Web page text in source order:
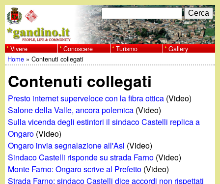
al
contenuto
principale
w
w
w
.
g
a
F
o
r
m
d
i
i
c
C
e
r
c
Vivere Conoscere Turismo Gallery
Tu
sei
qui
Home »Contenuti collegati
Contenuti collegati
Presto internet superveloce con la fibra ottica (Video)
Salone della Valle, ancora polemica (Video)
Sulla vicenda degli estintori il sindaco Castelli replica a
Ongaro (Video)
Ongaro invia segnalazione all'Asl (Video)
Sindaco Castelli risponde su strada Farno (Video)
Monte Farno: Ongaro scrive al Prefetto (Video)
Strada Farno: sindaco Castelli dice accordi non rispettati